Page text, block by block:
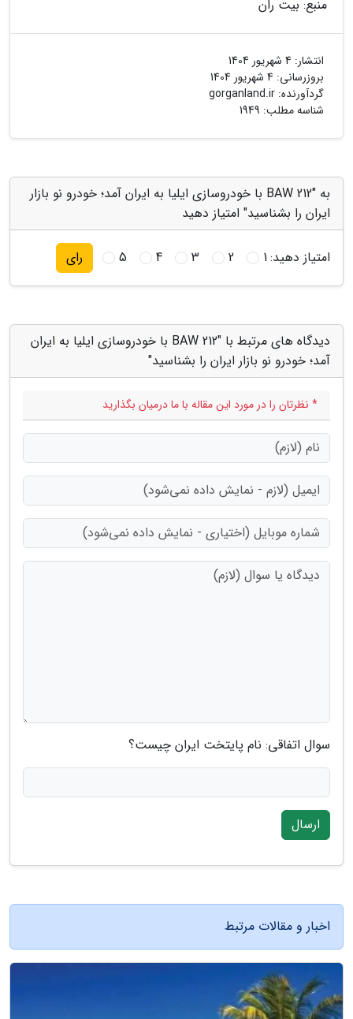
منبع: بیت ران
انتشار: 4 شهریور 1404
بروزرسانی: 4 شهریور 1404
گردآورنده: gorganland.ir
شناسه مطلب: 1949
به "212 BAW با خودروسازی ایلیا به ایران آمد؛ خودرو نو بازار
ایران را بشناسید" امتیاز دهید
امتیاز دهید:1
2
3
4
5 رای
دیدگاه های مرتبط با "212 BAW با خودروسازی ایلیا به ایران
آمد؛ خودرو نو بازار ایران را بشناسید"
* نظرتان را در مورد این مقاله با ما درمیان بگذارید
سوال اتفاقی: نام پایتخت ایران چیست؟
ارسال
اخبار و مقالات مرتبط